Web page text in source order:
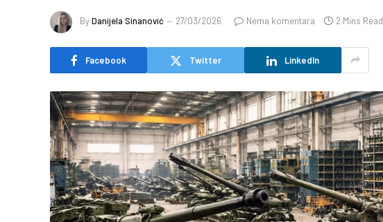
ByDanijela Sinanović 27/03/2026 Nema komentara 2 Mins Read
Facebook Twitter LinkedIn